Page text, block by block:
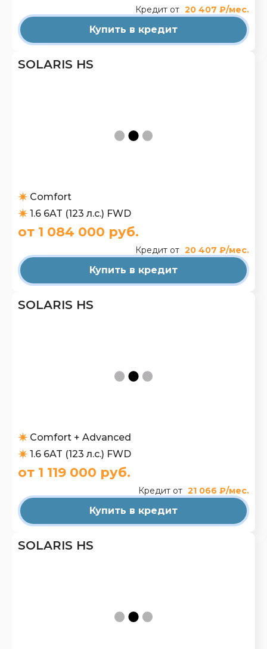
Кредит от 20 407 ₽/мес.
Купить в кредит
SOLARIS HS
Comfort
1.6 6AT (123 л.с.) FWD
от 1 084 000 руб.
Кредит от 20 407 ₽/мес.
Купить в кредит
SOLARIS HS
Comfort + Advanced
1.6 6AT (123 л.с.) FWD
от 1 119 000 руб.
Кредит от 21 066 ₽/мес.
Купить в кредит
SOLARIS HS